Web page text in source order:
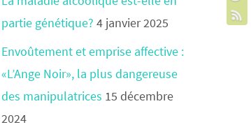
partie génétique? 4 janvier 2025
Envoûtement et emprise affective :
«L’Ange Noir», la plus dangereuse
des manipulatrices 15 décembre
2024